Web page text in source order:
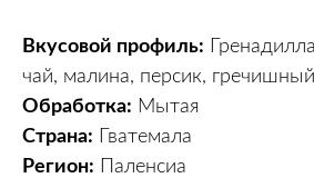
Вкусовой профиль:
чай, малина, персик,
Обработка: Мытая
Страна: Гватемала
Регион: Паленсиа